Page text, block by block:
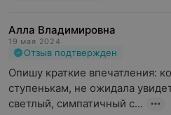
Квалифицированные и
Качественная косметика и
Разумные и
Специальные
Алла Владимировна
19 мая 2024
Отзыв подтвержден
Опишу краткие впечатления:
ступенькам, не ожидала
светлый, симпатичный с...